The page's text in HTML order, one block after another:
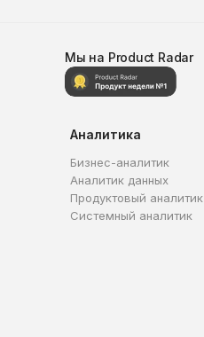
Мы на Product Radar
Аналитика
Бизнес-аналитик
Аналитик данных
Продуктовый аналитик
Системный аналитик